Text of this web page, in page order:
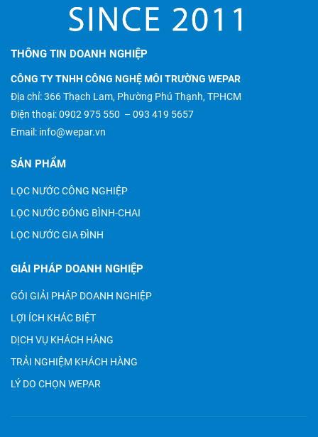
THÔNG TIN DOANH NGHIỆP
CÔNG TY TNHH CÔNG NGHỆ MÔI TRƯỜNG WEPAR
Địa chỉ: 366 Thạch Lam, Phường Phú Thạnh, TPHCM
Điện thoại:0902 975 550 – 093 419 5657
Email: info@wepar.vn
SẢN PHẨM
LỌC NƯỚC CÔNG NGHIỆP
LỌC NƯỚC ĐÓNG BÌNH-CHAI
LỌC NƯỚC GIA ĐÌNH
GIẢI PHÁP DOANH NGHIỆP
GÓI GIẢI PHÁP DOANH NGHIỆP
LỢI ÍCH KHÁC BIỆT
DỊCH VỤ KHÁCH HÀNG
TRẢI NGHIỆM KHÁCH HÀNG
LÝ DO CHỌN WEPAR